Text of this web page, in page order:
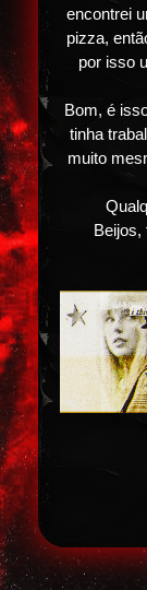
encontrei
pizza,
por isso
Bom, é
tinha
muito
Beijos,